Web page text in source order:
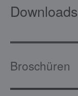
Downloads
Broschüren